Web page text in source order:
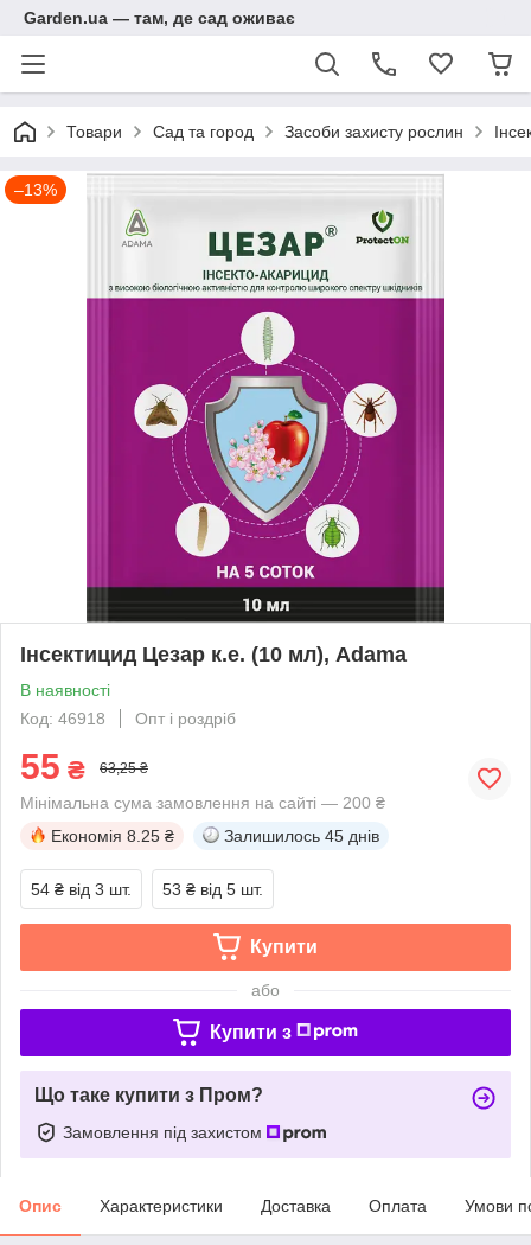
Garden.ua — там, де сад оживає
Товари Сад та город Засоби захисту рослин
–13%
Інсектицид Цезар к.е. (10 мл), Adama
В наявності
Код: 46918
Опт і роздріб
55 ₴ 63,25 ₴
Мінімальна сума замовлення на сайті — 200 ₴
Економія 8.25 ₴ Залишилось 45 днів
54 ₴ від 3 шт. 53 ₴ від 5 шт.
Купити
або
Купити з
Що таке купити з Пром?
Замовлення під захистом
Опис Характеристики Доставка Оплата Умови